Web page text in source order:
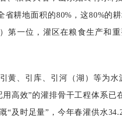
耕地面积的80%，这80%的
第一位，灌区在粮食生产和
黄、引库、引河（湖）等为水
高效”的灌排骨干工程体系
及时足量”，今年春灌供水